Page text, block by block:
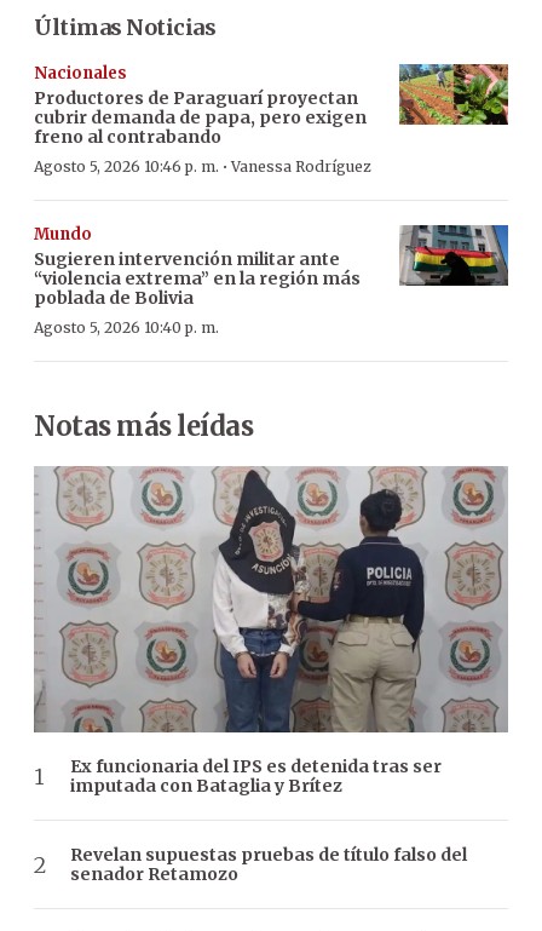
Últimas Noticias
Nacionales
Productores de Paraguarí proyectan
cubrir demanda de papa, pero exigen
freno al contrabando
Agosto 5, 2026 10:46 p. m. ·Vanessa Rodríguez
Mundo
Sugieren intervención militar ante
“violencia extrema” en la región más
poblada de Bolivia
Agosto 5, 2026 10:40 p. m.
Notas más leídas
Ex funcionaria del IPS es detenida tras ser
imputada con Bataglia y Brítez
Revelan supuestas pruebas de título falso del
senador Retamozo